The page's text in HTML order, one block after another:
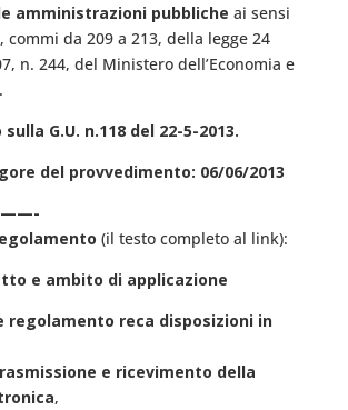
amministrazioni pubbliche ai sensi
commi da 209 a 213, della legge 24
n. 244, del Ministero dell’Economia e
sulla G.U. n.118 del 22-5-2013.
del provvedimento: 06/06/2013
(il testo completo al link):
e ambito di applicazione
regolamento reca disposizioni in
e ricevimento della
,